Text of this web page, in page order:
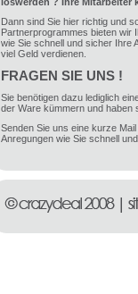
Dann sind Sie hier richtig und
Partnerprogrammes bieten wir
wie Sie schnell und sicher Ihre
viel Geld verdienen.
FRAGEN SIE UNS !
Sie benötigen dazu lediglich
der Ware kümmern und haben
Senden Sie uns eine kurze Mail
Anregungen wie Sie schnell